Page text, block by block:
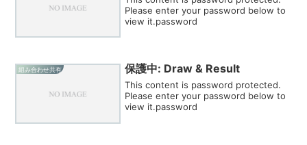
Please enter your password below to
view it.password
組み合わせ共有 保護中: Draw & Result
This content is password protected.
Please enter your password below to
view it.password